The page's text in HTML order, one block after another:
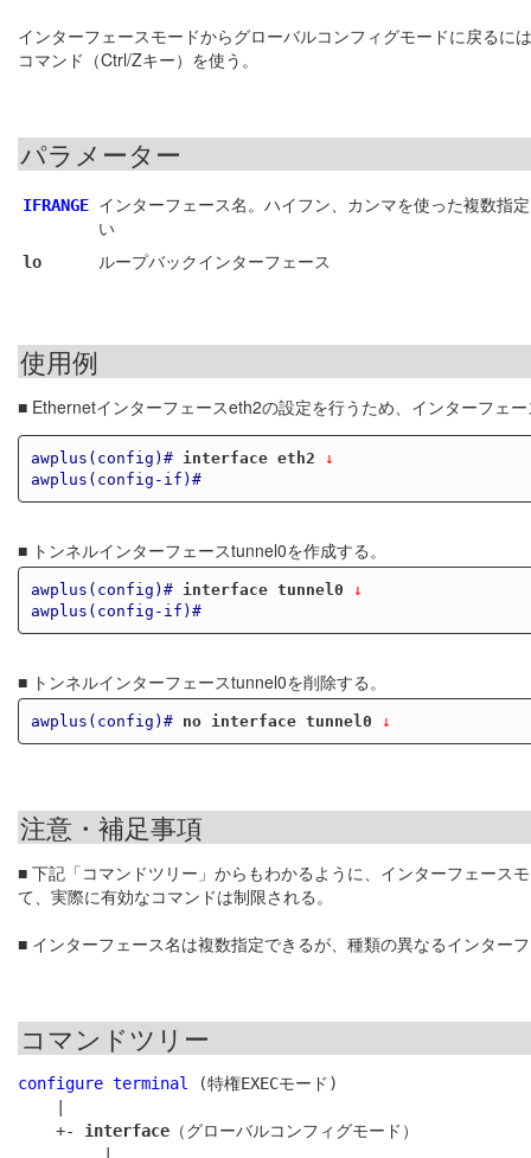
インターフェースモードからグローバルコンフィグモードに戻るには
コマンド（Ctrl/Zキー）を使う。
パラメーター
IFRANGE インターフェース名。ハイフン、カンマを使った複数指
い
lo ループバックインターフェース
使用例
■ Ethernetインターフェースeth2の設定を行うため、インターフェ
awplus(config)# interface eth2 ↓
awplus(config-if)#
■ トンネルインターフェースtunnel0を作成する。
awplus(config)# interface tunnel0 ↓
awplus(config-if)#
■ トンネルインターフェースtunnel0を削除する。
awplus(config)# no interface tunnel0 ↓
注意・補足事項
■ 下記「コマンドツリー」からもわかるように、インターフェース
て、実際に有効なコマンドは制限される。
■ インターフェース名は複数指定できるが、種類の異なるインター
コマンドツリー
configure terminal
(特権EXECモード)
    +-
interface （グローバルコンフィグモード）